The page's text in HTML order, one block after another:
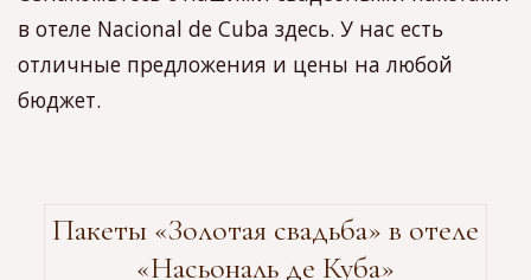
в отеле Nacional de Cuba здесь. У нас есть
отличные предложения и цены на любой
бюджет.
Пакеты «Золотая свадьба» в отеле
«Насьональ де Куба»